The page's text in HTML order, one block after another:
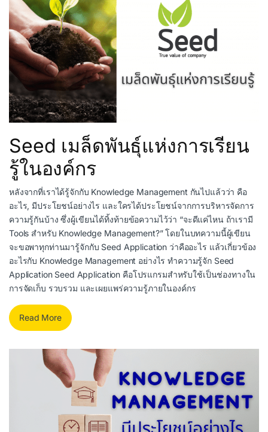
Seed เมล็ดพันธุ์แห่งการเรียน
รู้ในองค์กร
หลังจากที่เราได้รู้จักกับ Knowledge Management กันไปแล้วว่า คือ
อะไร, มีประโยชน์อย่างไร และใครได้ประโยชน์จากการบริหารจัดการ
ความรู้กันบ้าง ซึ่งผู้เขียนได้ทิ้งท้ายข้อความไว้ว่า “จะดีแค่ไหน ถ้าเรามี
Tools สำหรับ Knowledge Management?” โดยในบทความนี้ผู้เขียน
จะขอพาทุกท่านมารู้จักกับ Seed Application ว่าคืออะไร แล้วเกี่ยวข้อง
อะไรกับ Knowledge Management อย่างไร ทำความรู้จัก Seed
Application Seed Application คือโปรแกรมสำหรับใช้เป็นช่องทางใน
การจัดเก็บ รวบรวม และเผยแพร่ความรู้ภายในองค์กร
Read More